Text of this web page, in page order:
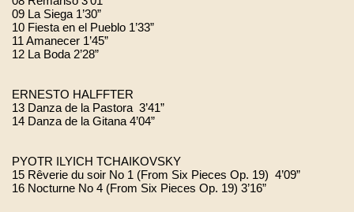
09 La Siega 1’30”
10 Fiesta en el Pueblo 1’33”
11 Amanecer 1’45”
12 La Boda 2’28”
ERNESTO HALFFTER
13 Danza de la Pastora  3’41”
14 Danza de la Gitana 4’04”
PYOTR ILYICH TCHAIKOVSKY
15 Rêverie du soir No 1 (From Six Pieces Op. 19)  4’09”
16 Nocturne No 4 (From Six Pieces Op. 19) 3’16”